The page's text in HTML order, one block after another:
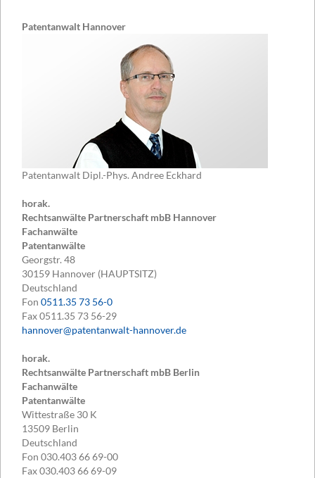
Patentanwalt Hannover
Patentanwalt Dipl.-Phys. Andree Eckhard
horak.
Rechtsanwälte Partnerschaft mbB Hannover
Fachanwälte
Patentanwälte
Georgstr. 48
30159 Hannover (HAUPTSITZ)
Deutschland
Fon 0511.35 73 56-0
Fax0511.35 73 56-29
hannover@patentanwalt-hannover.de
horak.
Rechtsanwälte Partnerschaft mbB Berlin
Fachanwälte
Patentanwälte
Wittestraße 30 K
13509 Berlin
Deutschland
Fon 030.403 66 69-00
Fax030.403 66 69-09